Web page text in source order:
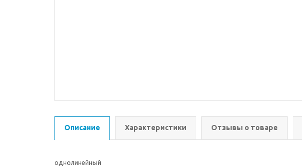
Описание Характеристики Отзывы о товаре
однолинейный